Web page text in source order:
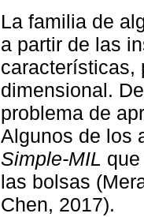
La familia de
a partir de las
características,
dimensional.
problema de
Algunos de los
Simple-MIL
las bolsas
Chen, 2017).